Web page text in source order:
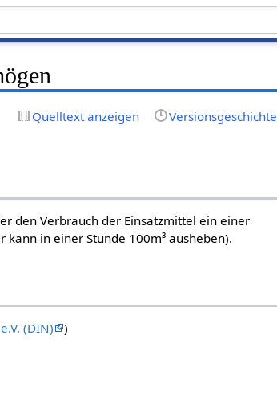
Quelltext anzeigen Versionsgeschichte
den Verbrauch der Einsatzmittel ein einer
in einer Stunde 100m³ ausheben).
(DIN) )